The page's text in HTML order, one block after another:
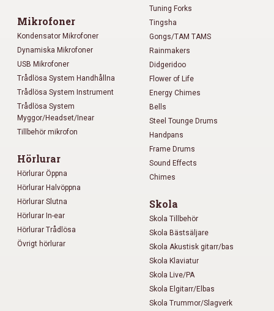
Mikrofoner
Kondensator Mikrofoner
Dynamiska Mikrofoner
USB Mikrofoner
Trådlösa System Handhållna
Trådlösa System Instrument
Trådlösa System
Myggor/Headset/Inear
Tillbehör mikrofon
Hörlurar
Hörlurar Öppna
Hörlurar Halvöppna
Hörlurar Slutna
Hörlurar In-ear
Hörlurar Trådlösa
Övrigt hörlurar
Tuning Forks
Tingsha
Gongs/TAM TAMS
Rainmakers
Didgeridoo
Flower of Life
Energy Chimes
Bells
Steel Tounge Drums
Handpans
Frame Drums
Sound Effects
Chimes
Skola
Skola Tillbehör
Skola Bästsäljare
Skola Akustisk gitarr/bas
Skola Klaviatur
Skola Live/PA
Skola Elgitarr/Elbas
Skola Trummor/Slagverk